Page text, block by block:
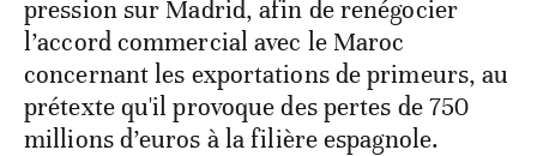
pression sur Madrid, afin de renégocier
l’accord commercial avec le Maroc
concernant les exportations de primeurs, au
prétexte qu'il provoque des pertes de 750
millions d’euros à la filière espagnole.